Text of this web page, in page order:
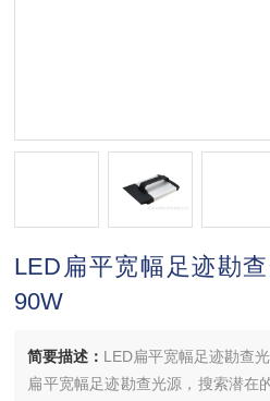
LED扁平宽幅足迹勘
90W
简要描述： LED扁平宽幅足迹勘查
扁平宽幅足迹勘查光源，搜索潜在